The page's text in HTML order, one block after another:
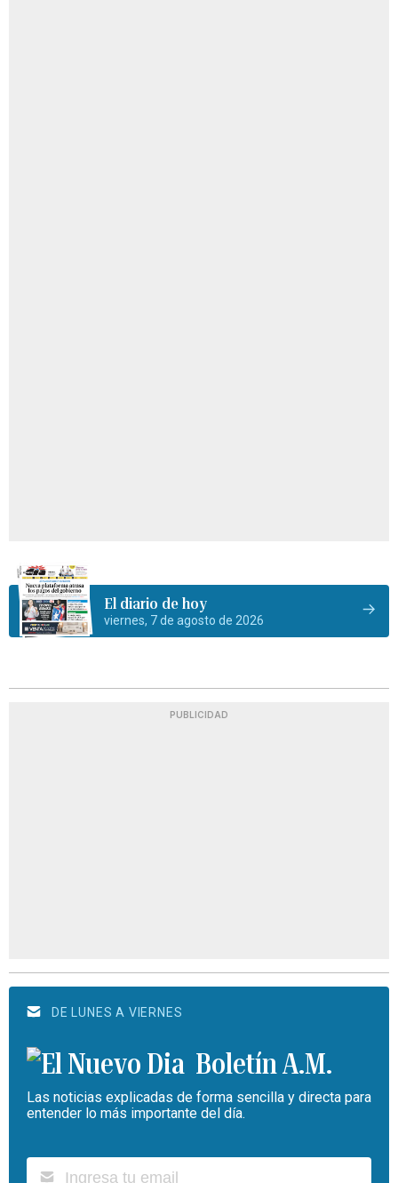
El diario de hoy
viernes, 7 de agosto de 2026
PUBLICIDAD
DE LUNES A VIERNES
Boletín A.M.
Las noticias explicadas de forma sencilla y directa para
entender lo más importante del día.